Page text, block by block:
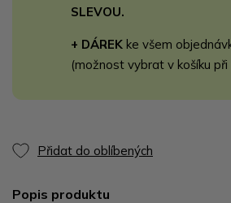
SLEVOU.
+ DÁREK ke všem
(možnost vybrat v košíku při
Přidat do oblíbených
Popis produktu